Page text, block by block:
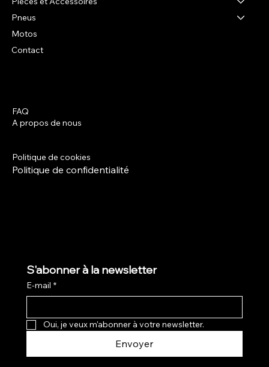
Pneus
Motos
Contact
FAQ
A propos de nous
Politique de cookies
Politique de confidentialité
S'abonner à la newsletter
E-mail *
Oui, je veux m'abonner à votre newsletter.
Envoyer